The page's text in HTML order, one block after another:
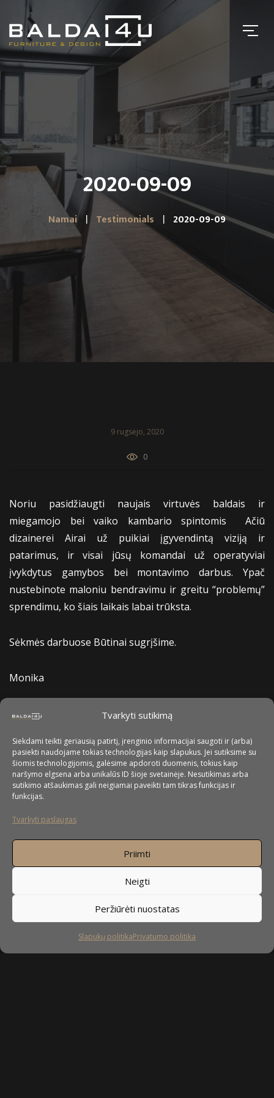
Tvarkyti sutikimą
Siekdami teikti geriausią patirtį, įrenginio informacijai saugoti ir (arba)
pasiekti naudojame tokias technologijas kaip slapukus. Jei sutiksime su
šiomis technologijomis, galėsime apdoroti duomenis, tokius kaip
naršymo elgsena arba unikalūs ID šioje svetainėje. Nesutikimas arba
sutikimo atšaukimas gali neigiamai paveikti tam tikras funkcijas ir
funkcijas.
Tvarkyti paslaugas
Priimti
Neigti
Peržiūrėti nuostatas
Slapukų politikaPrivatumo politika
2020-09-09
Namai Testimonials 2020-09-09
9 rugsėjo, 2020
0
Noriu pasidžiaugti naujais virtuvės baldais ir
miegamojo bei vaiko kambario spintomis Ačiū
dizainerei Airai už puikiai įgyvendintą viziją ir
patarimus, ir visai jūsų komandai už operatyviai
įvykdytus gamybos bei montavimo darbus. Ypač
nustebinote maloniu bendravimu ir greitu “problemų”
sprendimu, ko šiais laikais labai trūksta.
Sėkmės darbuose Būtinai sugrįšime.
Monika
Sekite mus